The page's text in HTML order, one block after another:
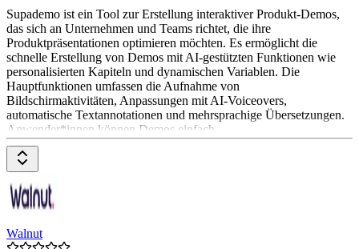
Supademo ist ein Tool zur Erstellung interaktiver Produkt-Demos,
das sich an Unternehmen und Teams richtet, die ihre
Produktpräsentationen optimieren möchten. Es ermöglicht die
schnelle Erstellung von Demos mit AI-gestützten Funktionen wie
personalisierten Kapiteln und dynamischen Variablen. Die
Hauptfunktionen umfassen die Aufnahme von
Bildschirmaktivitäten, Anpassungen mit AI-Voiceovers,
automatische Textannotationen und mehrsprachige Übersetzungen.
Anwender*innen können Demos einfach
Walnut